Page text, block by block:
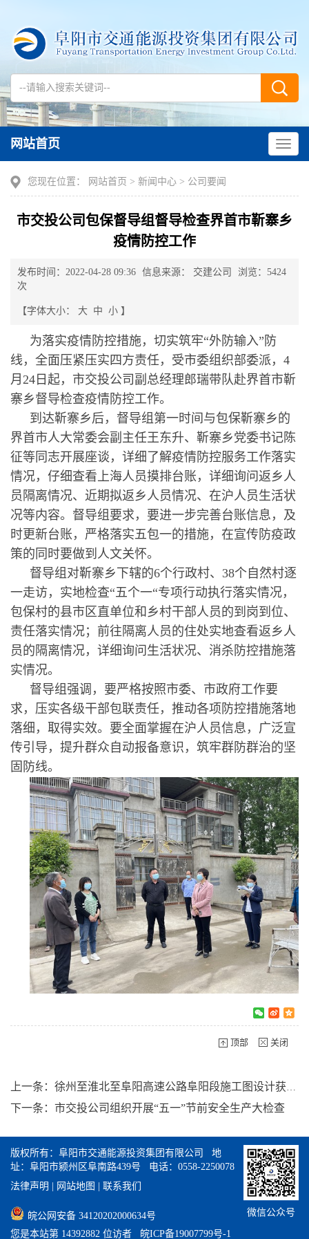
网站首页
您现在位置： 网站首页 > 新闻中心 > 公司要闻
市交投公司包保督导组督导检查界首市靳寨乡
疫情防控工作
发布时间：2022-04-28 09:36 信息来源： 交建公司
浏览：5424
次
【字体大小： 大 中 小 】
为落实疫情防控措施，切实筑牢“外防输入”防
线，全面压紧压实四方责任，受市委组织部委派，4
月24日起，市交投公司副总经理郎瑞带队赴界首市靳
寨乡督导检查疫情防控工作。
到达靳寨乡后，督导组第一时间与包保靳寨乡的
界首市人大常委会副主任王东升、靳寨乡党委书记陈
征等同志开展座谈，详细了解疫情防控服务工作落实
情况，仔细查看上海人员摸排台账，详细询问返乡人
员隔离情况、近期拟返乡人员情况、在沪人员生活状
况等内容。督导组要求，要进一步完善台账信息，及
时更新台账，严格落实五包一的措施，在宣传防疫政
策的同时要做到人文关怀。
督导组对靳寨乡下辖的6个行政村、38个自然村逐
一走访，实地检查“五个一“专项行动执行落实情况，
包保村的县市区直单位和乡村干部人员的到岗到位、
责任落实情况；前往隔离人员的住处实地查看返乡人
员的隔离情况，详细询问生活状况、消杀防控措施落
实情况。
督导组强调，要严格按照市委、市政府工作要
求，压实各级干部包联责任，推动各项防控措施落地
落细，取得实效。要全面掌握在沪人员信息，广泛宣
传引导，提升群众自动报备意识，筑牢群防群治的坚
固防线。
顶部 关闭
上一条：徐州至淮北至阜阳高速公路阜阳段施工图设计获得批复
下一条：市交投公司组织开展“五一”节前安全生产大检查
版权所有：阜阳市交通能源投资集团有限公司 地
址：阜阳市颍州区阜南路439号 电话：0558-2250078
法律声明
网站地图 联系我们
皖公网安备 34120202000634号
您是本站第 14392882 位访者
皖ICP备19007799号-1
微信公众号